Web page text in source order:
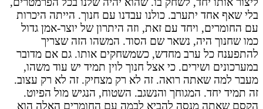
בלי שאף אחד יתערב. כולנו עבדנו עם חנוך. הייתה היכרות
עם החומרים, ויחד עם זאת, וזה היתרון של יוצר-אמן גדול
כמו שחנוך היה, נשאר שם הסוד. המשהו הזה שצריך
להתפענח כל ערב מחדש, כשמשחקים אותו. גם אם מדובר
במערכונים ושירים. כי אצל חנוך לוין תמיד יש עוד משהו,
מעבר למה שאתה רואה. זה לא רק מצחיק. זה לא רק עצוב.
זה תמיד יחד. המגוחך והנשגב. השטוח, הנגיש מול הפיוט.
הקסם שאתה מנסה להביא לבמה עם החומרים האלה הוא